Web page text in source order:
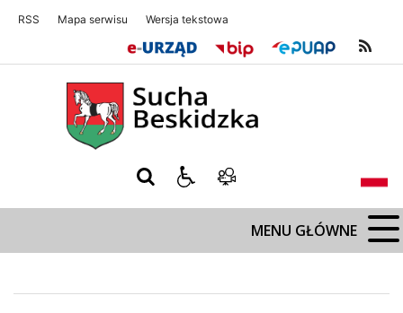
RSS Mapa serwisu Wersja tekstowa
Sucha Beskidzka
MENU GŁÓWNE